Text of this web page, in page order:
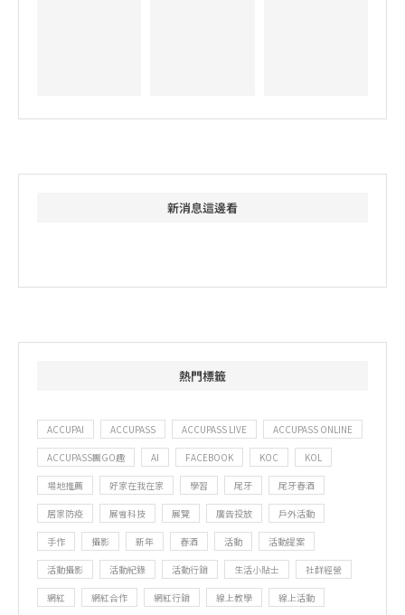
新消息這邊看
熱門標籤
ACCUPAI ACCUPASS ACCUPASS LIVE ACCUPASS ONLINE
ACCUPASS團GO趣 AI FACEBOOK KOC KOL
場地推薦 好家在我在家 學習 尾牙 尾牙春酒
居家防疫 展會科技 展覽 廣告投放 戶外活動
手作 攝影 新年 春酒 活動 活動提案
活動攝影 活動紀錄 活動行銷 生活小貼士 社群經營
網紅 網紅合作 網紅行銷 線上教學 線上活動